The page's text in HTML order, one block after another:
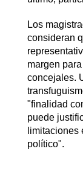
Los
consideran
margen
concejales.
"finalidad
puede
limitaciones
político".